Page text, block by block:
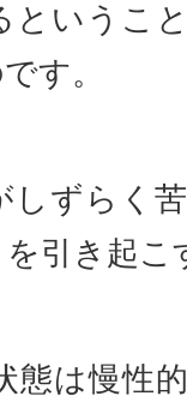
というこ
す。
しずらく
引き起こ
態は慢性